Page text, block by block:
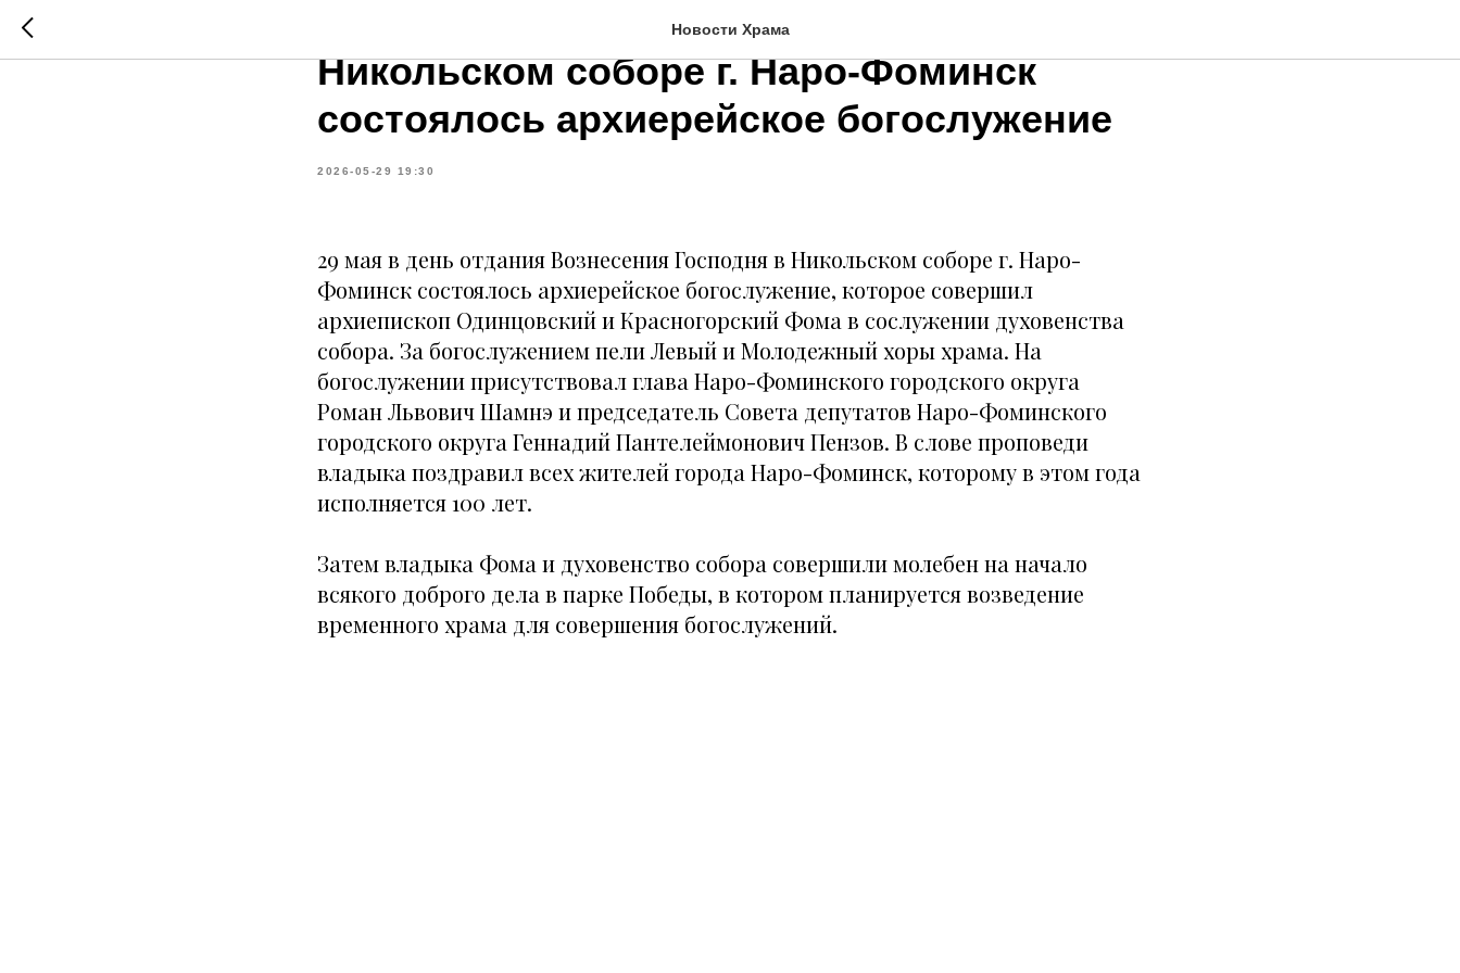
Новости Храма
В день отдания Вознесения Господня в
Никольском соборе г. Наро-Фоминск
состоялось архиерейское богослужение
2026-05-29 19:30
29 мая в день отдания Вознесения Господня в Никольском соборе г. Наро-
Фоминск состоялось архиерейское богослужение, которое совершил
архиепископ Одинцовский и Красногорский Фома в сослужении духовенства
собора. За богослужением пели Левый и Молодежный хоры храма. На
богослужении присутствовал глава Наро-Фоминского городского округа
Роман Львович Шамнэ и председатель Совета депутатов Наро-Фоминского
городского округа Геннадий Пантелеймонович Пензов. В слове проповеди
владыка поздравил всех жителей города Наро-Фоминск, которому в этом года
исполняется 100 лет.
Затем владыка Фома и духовенство собора совершили молебен на начало
всякого доброго дела в парке Победы, в котором планируется возведение
временного храма для совершения богослужений.